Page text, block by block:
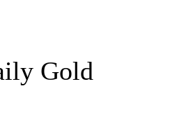
Gold